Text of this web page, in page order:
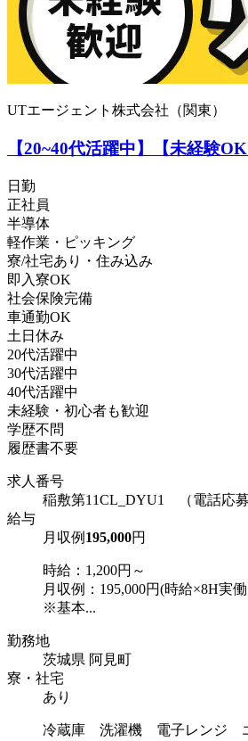
UTエージェント株式会社（関東）
【20~40代活躍中】【未経験
日勤
正社員
半導体
軽作業・ピッキング
寮/社宅あり・住み込み
即入寮OK
社会保険完備
車通勤OK
土日休み
20代活躍中
30代活躍中
40代活躍中
未経験・初心者も歓迎
学歴不問
履歴書不要
求人番号
稲敷第11CL_DYU1 （電話応募
給与
月収例 195,000円
時給：1,200円～
月収例：195,000円(時給×8H実
※基本...
勤務地
茨城県 阿見町
寮・社宅
あり
冷蔵庫 洗濯機 電子レンジ